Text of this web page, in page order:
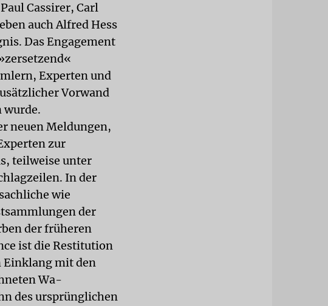
Cassirer, Carl
auch Alfred Hess
Das Engagement
Experten und
Vorwand
wurde.
neuen Meldungen,
zur
teilweise unter
In der
wie
der
der früheren
ist die Restitution
Einklang mit den
Wa-
des ursprünglichen